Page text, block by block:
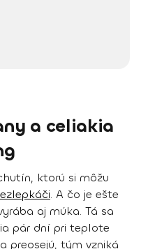
a celiakia
ktorú si môžu
. A čo je ešte
aj múka. Tá sa
pár dní pri teplote
preosejú, tým vzniká